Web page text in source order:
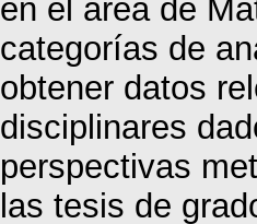
en el área de
categorías de
obtener datos
disciplinares
perspectivas
las tesis de